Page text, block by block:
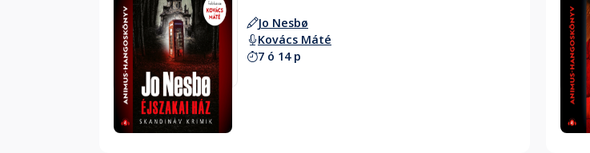
Hallgass bele
Jo Nesbø
Kovács Máté
7 ó 14 p